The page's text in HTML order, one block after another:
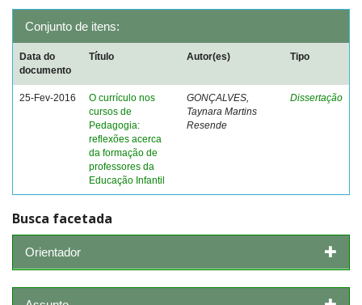
Conjunto de itens:
Data do
documento
Título Autor(es) Tipo
25-Fev-2016
O currículo nos
cursos de
Pedagogia:
reflexões acerca
da formação de
professores da
Educação Infantil
GONÇALVES,
Taynara Martins
Resende
Dissertação
Busca facetada
Orientador